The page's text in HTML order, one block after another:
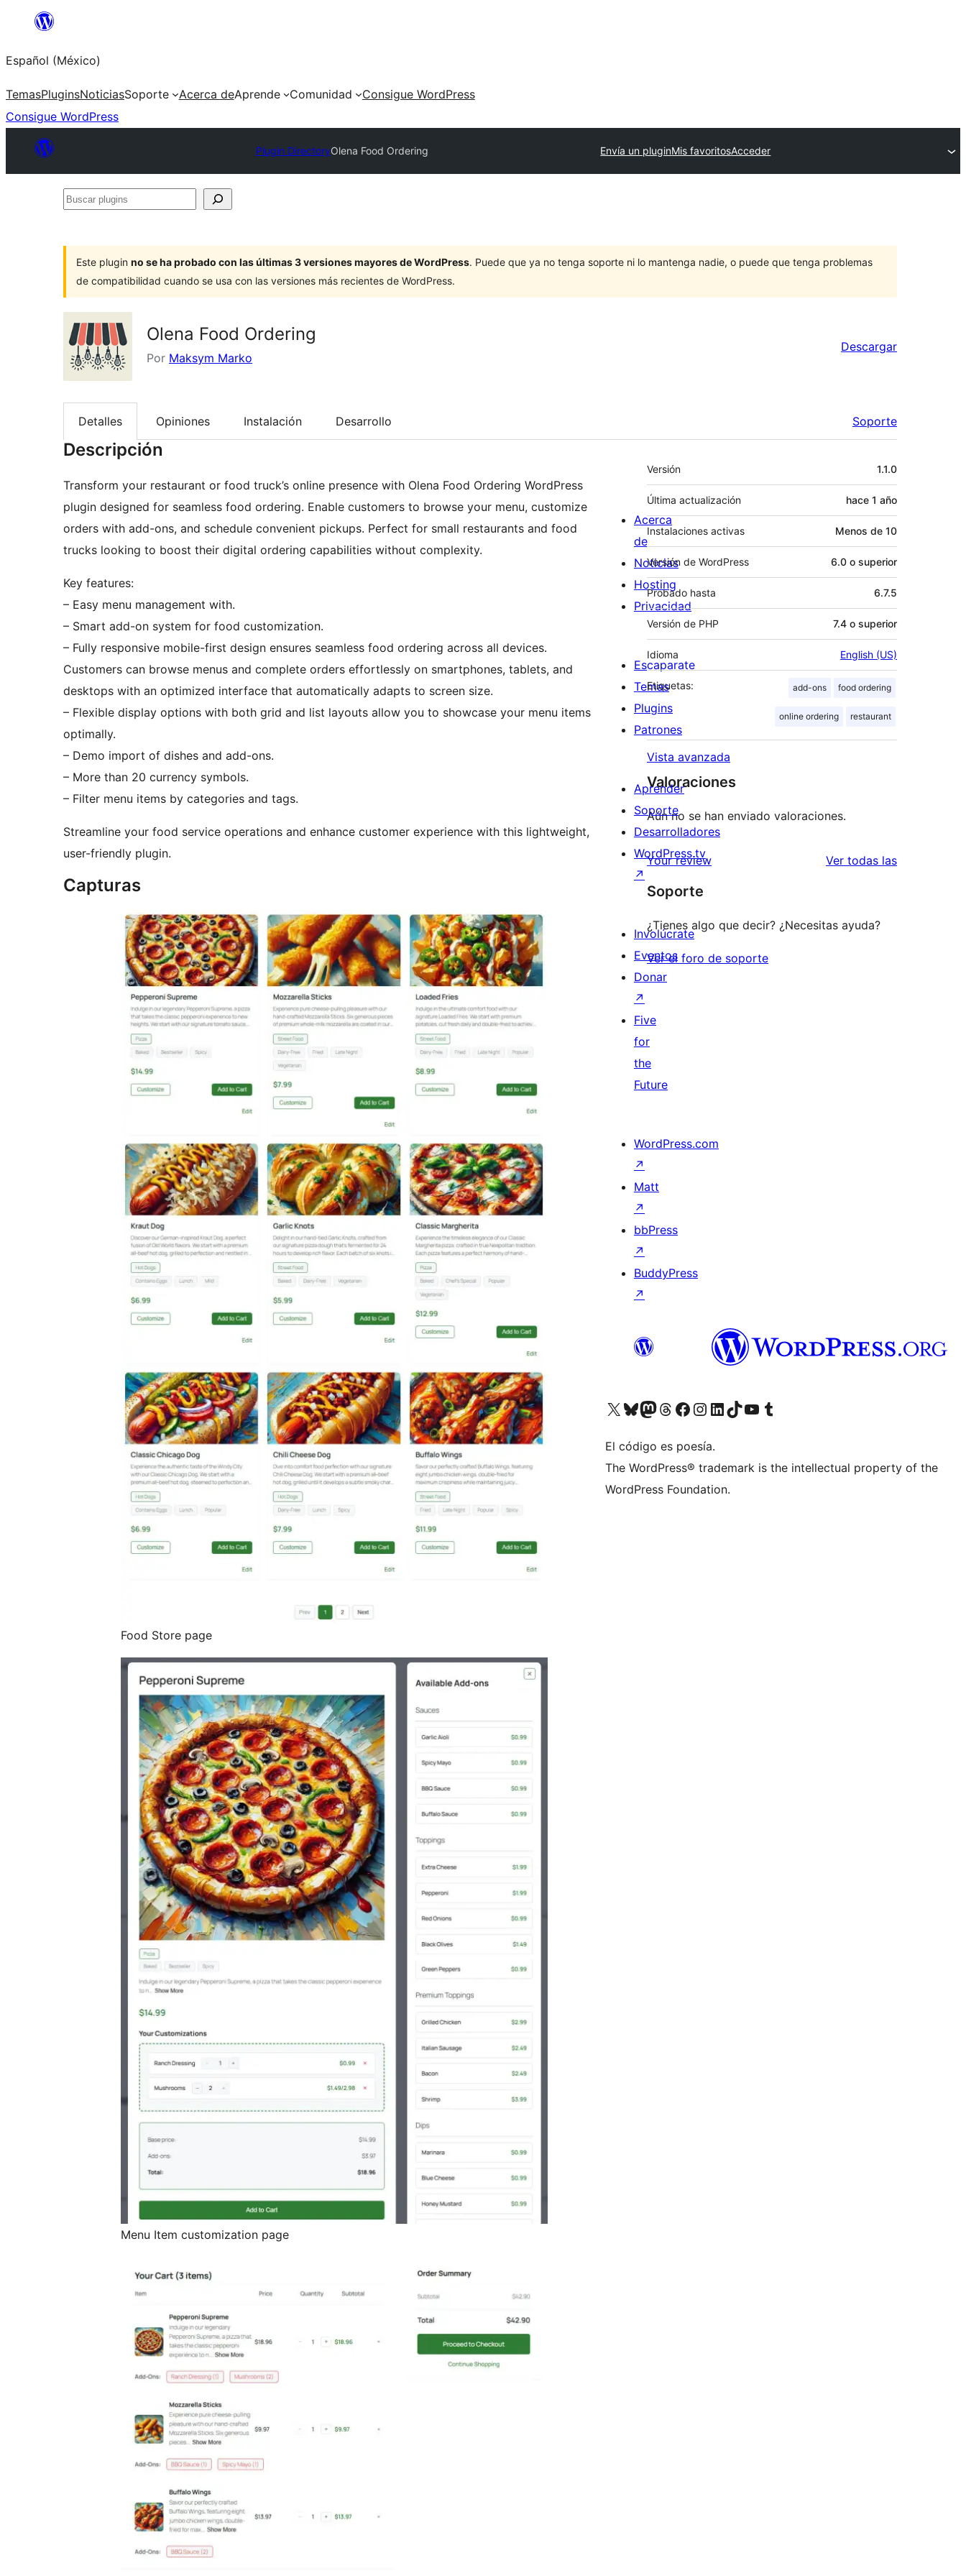
Saltar
contenido
Español (México)
TemasPluginsNoticiasSoporte Acerca deAprende Comunidad
Consigue WordPress
Consigue WordPress
Plugin DirectoryOlena Food Ordering Envía un pluginMis favoritosAcceder
Buscar
Este plugin no se ha probado con las últimas 3 versiones mayores de WordPress. Puede que ya no tenga soporte ni lo mantenga nadie, o puede que tenga problemas
de compatibilidad cuando se usa con las versiones más recientes de WordPress.
Olena Food Ordering
Por Maksym Marko
Descargar
Detalles Opiniones Instalación Desarrollo Soporte
Descripción
Transform your restaurant or food truck’s online presence with Olena Food Ordering WordPress
plugin designed for seamless food ordering. Enable customers to browse your menu, customize
orders with add-ons, and schedule convenient pickups. Perfect for small restaurants and food
trucks looking to boost their digital ordering capabilities without complexity.
Key features:
– Easy menu management with.
– Smart add-on system for food customization.
– Fully responsive mobile-first design ensures seamless food ordering across all devices.
Customers can browse menus and complete orders effortlessly on smartphones, tablets, and
desktops with an optimized interface that automatically adapts to screen size.
– Flexible display options with both grid and list layouts allow you to showcase your menu items
optimally.
– Demo import of dishes and add-ons.
– More than 20 currency symbols.
– Filter menu items by categories and tags.
Streamline your food service operations and enhance customer experience with this lightweight,
user-friendly plugin.
Capturas
Food Store page
Menu Item customization page
Meta
Versión 1.1.0
Última actualización hace 1 año
Instalaciones activas Menos de 10
Versión de WordPress 6.0 o superior
Probado hasta 6.7.5
Versión de PHP 7.4 o superior
Idioma English (US)
Etiquetas: add-ons food ordering
online ordering restaurant
Vista avanzada
Valoraciones
Aún no se han enviado valoraciones.
Your review Ver todas lasvaloraciones
Soporte
¿Tienes algo que decir? ¿Necesitas ayuda?
Ver el foro de soporte
Acerca
de
Noticias
Hosting
Privacidad
Escaparate
Temas
Plugins
Patrones
Aprender
Soporte
Desarrolladores
WordPress.tv
↗
Involúcrate
Eventos
Donar
↗
Five
for
the
Future
WordPress.com
↗
Matt
↗
bbPress
↗
BuddyPress
↗
Visita nuestra cuenta de X (anteriormente Twitter)
Visita nuestra cuenta de Bluesky
Visita nuestra cuenta de Mastodon
Visita nuestra cuenta de Threads
Visita nuestra página de Facebook
Visita nuestra cuenta de Instagram
Visita nuestra cuenta de LinkedIn
Visita nuestra cuenta de TikTok
Visita nuestro canal de YouTube
Visita nuestra cuenta de Tumblr
El código es poesía.
The WordPress® trademark is the intellectual property of the
WordPress Foundation.